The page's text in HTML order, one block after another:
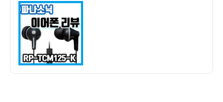
이
일